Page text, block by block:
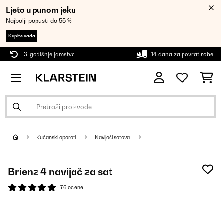
Ljeto u punom jeku
Najbolji popusti do 55 %
Kupite sada
3-godišnje jamstvo 14 dana za povrat robe
Kućanski aparati Navijači satova
Brienz 4 navijač za sat
76 ocjene